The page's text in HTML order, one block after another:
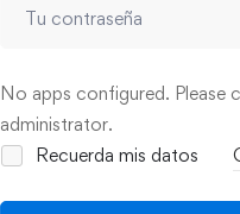
No apps configured. Please
administrator.
Recuerda mis datos